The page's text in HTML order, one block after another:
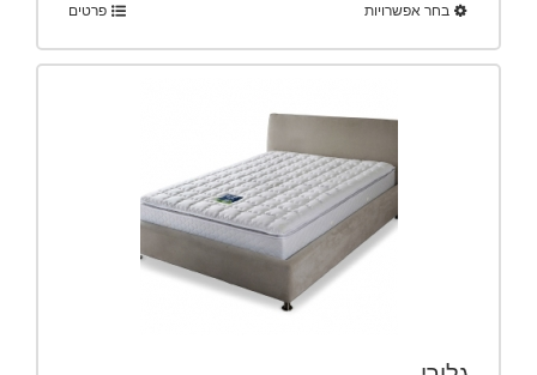
בחר אפשרויות פרטים